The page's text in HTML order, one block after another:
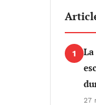
1
27